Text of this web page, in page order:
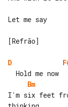
Let me say
[Refrão]
D
Bm
I'm six feet